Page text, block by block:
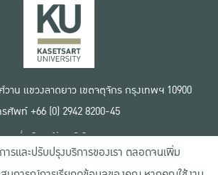
าน แขวงลาดยาว เขตจตุจักร กรุงเทพฯ 10900
รศัพท์ +66 (0) 2942 8200-45
เงื่อนไขการใช้งานเว็บไซต์
ข้อตกลงด้านสิทธิ์ใช้งาน
นโยบายความเป็นส่วนตัว
ารและปรับปรุงบริการของเรา ตลอดจนเพิ่ม